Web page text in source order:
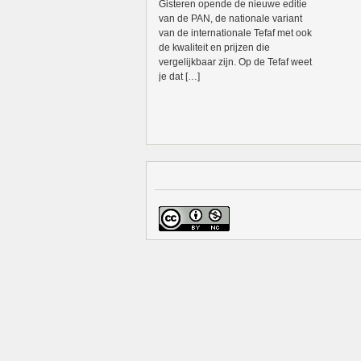
Gisteren opende de nieuwe editie
van de PAN, de nationale variant
van de internationale Tefaf met ook
de kwaliteit en prijzen die
vergelijkbaar zijn. Op de Tefaf weet
je dat […]